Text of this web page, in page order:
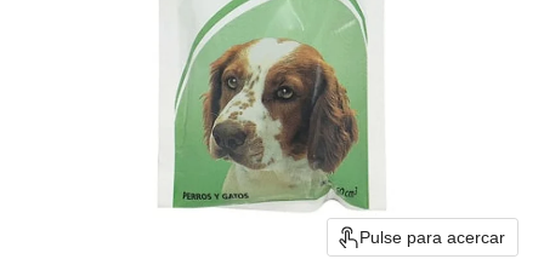
Pulse para acercar